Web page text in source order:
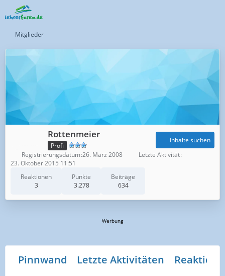
Mitglieder
Rottenmeier
Profi
Reaktionen
3
Punkte
3.278
Beiträge
634
Inhalte suchen
Registrierungsdatum 26. März 2008
Letzte Aktivität
23. Oktober 2015 11:51
Werbung
Pinnwand Letzte Aktivitäten